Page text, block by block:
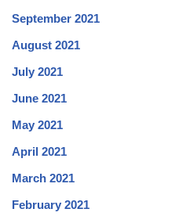
September 2021
August 2021
July 2021
June 2021
May 2021
April 2021
March 2021
February 2021